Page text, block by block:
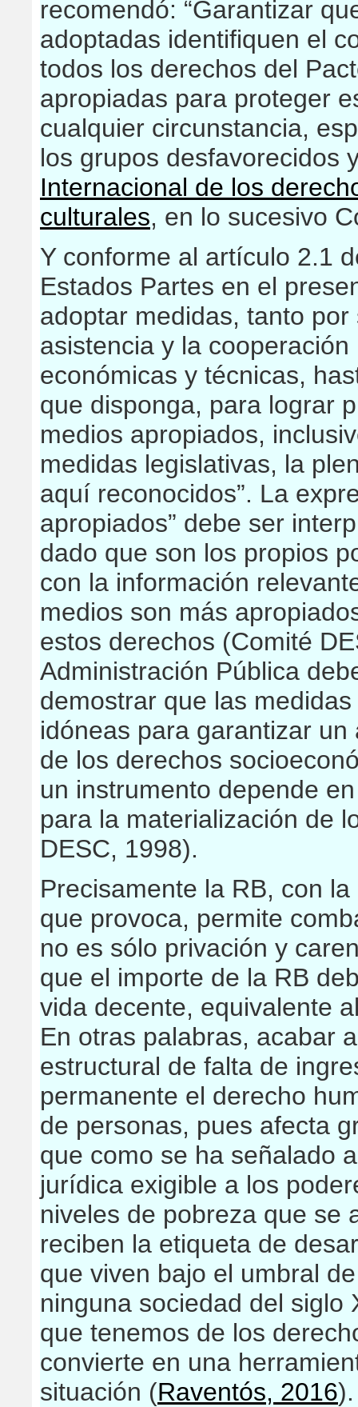
recomendó: “Garantizar
adoptadas identifiquen el
todos los derechos del
apropiadas para proteger
cualquier circunstancia,
los grupos desfavorecidos
Internacional de los
culturales, en lo sucesivo
Y conforme al artículo 2.1
Estados Partes en el
adoptar medidas, tanto
asistencia y la
económicas y técnicas,
que disponga, para lograr
medios apropiados,
medidas legislativas, la
aquí reconocidos”. La
apropiados” debe ser
dado que son los propios
con la información
medios son más
estos derechos (Comité
Administración Pública
demostrar que las
idóneas para garantizar
de los derechos
un instrumento depende
para la materialización de
DESC, 1998).
Precisamente la RB, con
que provoca, permite
no es sólo privación y
que el importe de la RB
vida decente, equivalente
En otras palabras, acabar
estructural de falta de
permanente el derecho
de personas, pues afecta
que como se ha señalado
jurídica exigible a los
niveles de pobreza que se
reciben la etiqueta de
que viven bajo el umbral
ninguna sociedad del siglo
que tenemos de los
convierte en una
situación (Raventós, 2016).